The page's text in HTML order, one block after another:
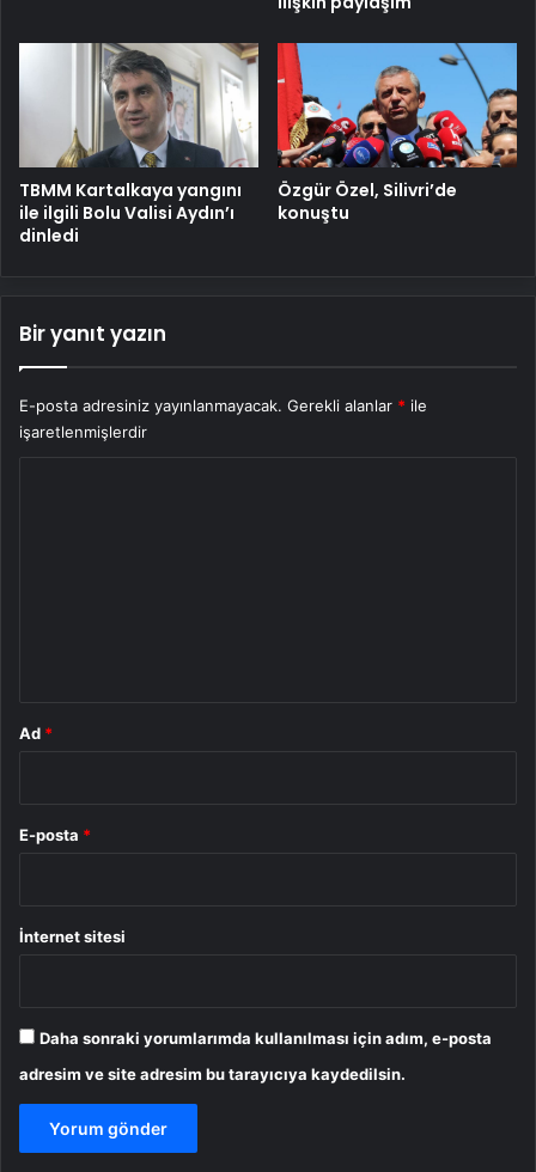
TBMM Kartalkaya yangını
ile ilgili Bolu Valisi Aydın’ı
dinledi
Özgür Özel, Silivri’de
konuştu
Bir yanıt yazın
E-posta adresiniz yayınlanmayacak. Gerekli alanlar * ile
işaretlenmişlerdir
Ad *
E-posta *
İnternet sitesi
Daha sonraki yorumlarımda kullanılması için adım, e-posta
adresim ve site adresim bu tarayıcıya kaydedilsin.